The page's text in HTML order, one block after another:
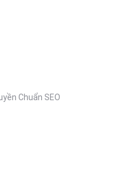
Chuẩn SEO